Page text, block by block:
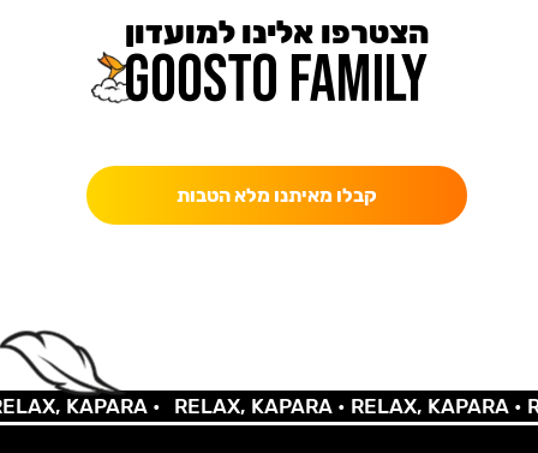
הצטרפו אלינו למועדון
קבלו מאיתנו מלא הטבות
KAPARA • RELAX, KAPARA •RELAX, KAPARA •